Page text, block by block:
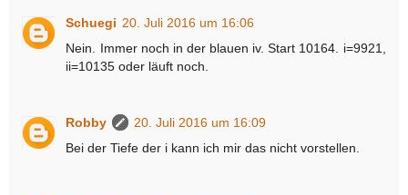
Schuegi 20. Juli 2016 um 16:06
Nein. Immer noch in der blauen iv. Start 10164. i=9921,
ii=10135 oder läuft noch.
Robby
20. Juli 2016 um 16:09
Bei der Tiefe der i kann ich mir das nicht vorstellen.